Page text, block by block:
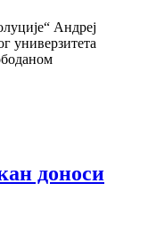
Андреј
универзитета
доноси